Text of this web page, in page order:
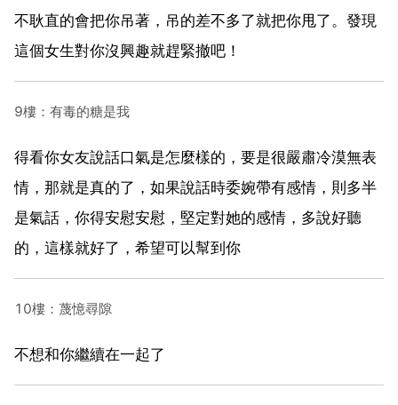
不耿直的會把你吊著，吊的差不多了就把你甩了。發現
這個女生對你沒興趣就趕緊撤吧！
9樓：有毒的糖是我
得看你女友說話口氣是怎麼樣的，要是很嚴肅冷漠無表
情，那就是真的了，如果說話時委婉帶有感情，則多半
是氣話，你得安慰安慰，堅定對她的感情，多說好聽
的，這樣就好了，希望可以幫到你
10樓：蔑憶尋隙
不想和你繼續在一起了